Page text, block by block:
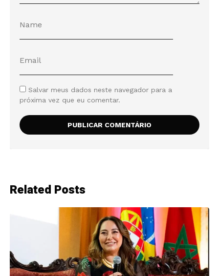
Salvar meus dados neste navegador para a
próxima vez que eu comentar.
Related Posts